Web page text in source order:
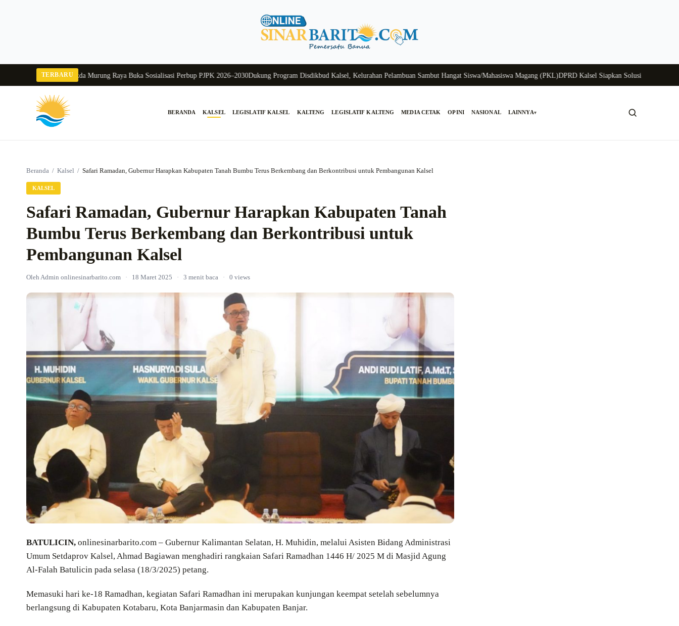
TERBARU
Pj Sekda Murung Raya Buka Sosialisasi Perbup PJPK 2026–2030Dukung Program Disdikbud Kalsel, Kelurahan Pelambuan Sambut Hangat Siswa/Mahasiswa Magang (PKL)DPRD Kalsel Siapkan Solusi Krisis Perunggasan
BERANDA KALSEL LEGISLATIF KALSEL KALTENG LEGISLATIF KALTENG MEDIA CETAK OPINI NASIONAL LAINNYA▾
Beranda / Kalsel / Safari Ramadan, Gubernur Harapkan Kabupaten Tanah Bumbu Terus Berkembang dan Berkontribusi untuk Pembangunan Kalsel
KALSEL
Safari Ramadan, Gubernur Harapkan Kabupaten Tanah
Bumbu Terus Berkembang dan Berkontribusi untuk
Pembangunan Kalsel
Oleh Admin onlinesinarbarito.com · 18 Maret 2025 · 3 menit baca · 0 views
BATULICIN, onlinesinarbarito.com – Gubernur Kalimantan Selatan, H. Muhidin, melalui Asisten Bidang Administrasi
Umum Setdaprov Kalsel, Ahmad Bagiawan menghadiri rangkaian Safari Ramadhan 1446 H/ 2025 M di Masjid Agung
Al-Falah Batulicin pada selasa (18/3/2025) petang.
Memasuki hari ke-18 Ramadhan, kegiatan Safari Ramadhan ini merupakan kunjungan keempat setelah sebelumnya
berlangsung di Kabupaten Kotabaru, Kota Banjarmasin dan Kabupaten Banjar.